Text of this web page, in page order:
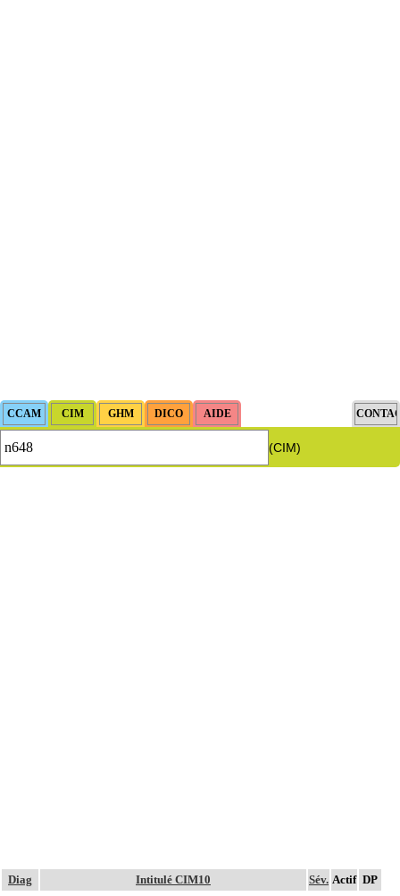
(CIM)
Diag Intitulé CIM10 Sév. Actif DP